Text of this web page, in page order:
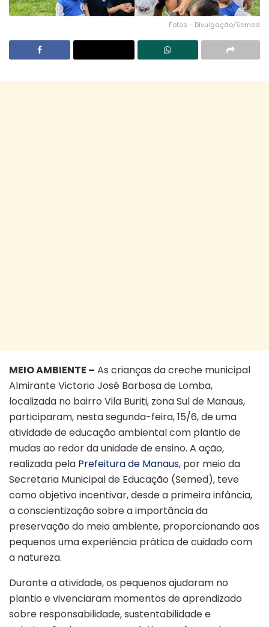
Fotos - Divulgação/Semed
MEIO AMBIENTE – As crianças da creche municipal
Almirante Victorio José Barbosa de Lomba,
localizada no bairro Vila Buriti, zona Sul de Manaus,
participaram, nesta segunda-feira, 15/6, de uma
atividade de educação ambiental com plantio de
mudas ao redor da unidade de ensino. A ação,
realizada pela Prefeitura de Manaus, por meio da
Secretaria Municipal de Educação (Semed), teve
como objetivo incentivar, desde a primeira infância,
a conscientização sobre a importância da
preservação do meio ambiente, proporcionando aos
pequenos uma experiência prática de cuidado com
a natureza.
Durante a atividade, os pequenos ajudaram no
plantio e vivenciaram momentos de aprendizado
sobre responsabilidade, sustentabilidade e